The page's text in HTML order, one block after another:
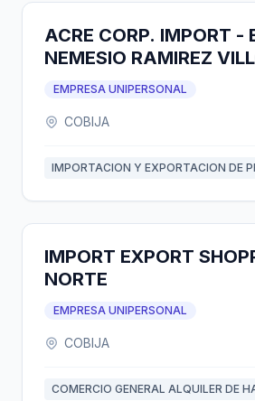
ACRE CORP. IMPORT -
NEMESIO RAMIREZ
EMPRESA UNIPERSONAL
COBIJA
IMPORTACION Y EXPORTACION DE
IMPORT EXPORT
NORTE
EMPRESA UNIPERSONAL
COBIJA
COMERCIO GENERAL ALQUILER DE